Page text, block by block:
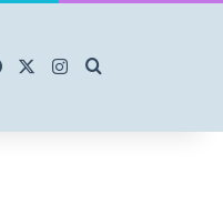
FacebookInstagram